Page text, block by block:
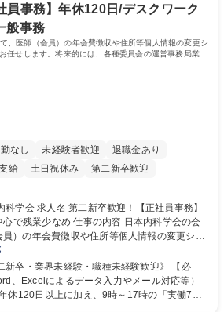
員事務】年休120日/デスクワーク
般事務
、医師（会員）の年会費徴収や住所等個人情報の変更シ
任せします。将来的には、各種委員会の運営事務局業務
ます。
なし 未経験者歓迎
退職金あり
給 土日祝休み 第二新卒歓迎
【正社員事務】
の内容 日本内科学会の会
）の年会費徴収や住所等個人情報の変更シス
お任せします。将来的には、各種委員会の運
いただきます。 【会員管理・データ
住所変更、個人情報のシステム登録・更新
ータの照合確認 【問い合わせ対応】 ・会員
新卒・業界未経験・職種未経験歓迎》 【必
、Excelによるデータ入力やメール対応等）